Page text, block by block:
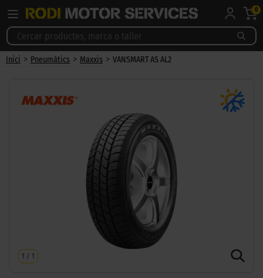
0
Inici > Pneumàtics > Maxxis > VANSMART AS AL2
1 / 1